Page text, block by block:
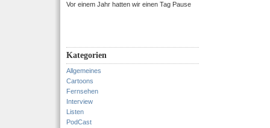
Vor einem Jahr hatten wir einen Tag Pause
Kategorien
Allgemeines
Cartoons
Fernsehen
Interview
Listen
PodCast